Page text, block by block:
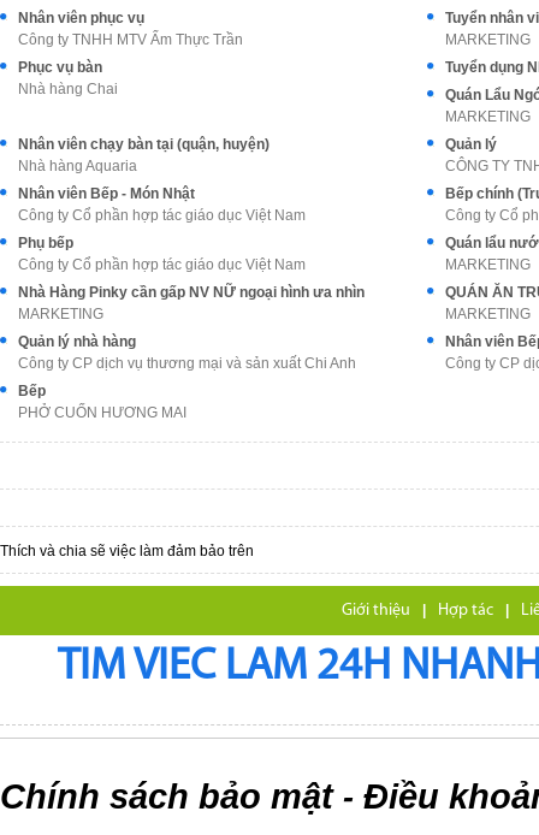
Nhân viên phục vụ
Công ty TNHH MTV Ẩm Thực Trần
MARKETING
Phục vụ bàn
Nhà hàng Chai
MARKETING
Nhân viên chạy bàn tại (quận, huyện)
Nhà hàng Aquaria
Quản lý
CÔNG TY
Nhân viên Bếp - Món Nhật
Công ty Cổ phần hợp tác giáo dục Việt Nam
Bếp chính
Công ty Cổ
Phụ bếp
Công ty Cổ phần hợp tác giáo dục Việt Nam
MARKETING
Nhà Hàng Pinky cần gấp NV NỮ ngoại hình ưa nhìn
MARKETING
QUÁN ĂN
MARKETING
Quản lý nhà hàng
Công ty CP dịch vụ thương mại và sản xuất Chi Anh
Nhân viên
Công ty CP
Bếp
PHỞ CUỐN HƯƠNG MAI
Thích và chia sẽ việc làm đảm bảo trên
Giới thiệu | Hợp tác |
TIM VIEC LAM 24H
Chính sách bảo mật - Điều